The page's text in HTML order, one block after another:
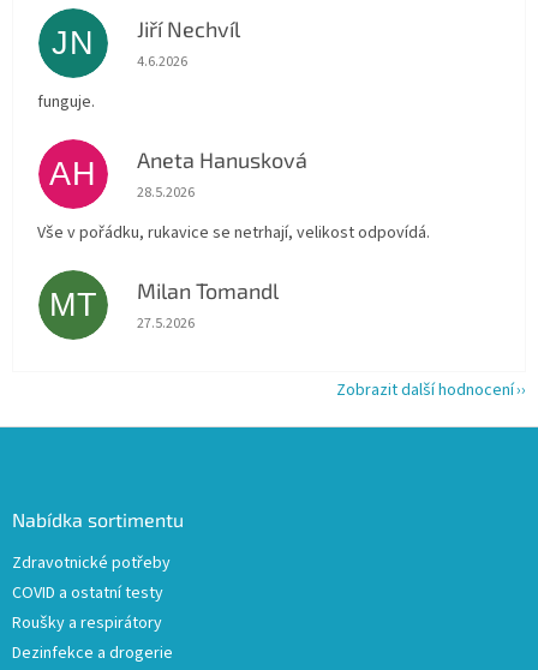
JN Jiří Nechvíl
Hodnocení obchodu je 5 z 5 hvězdiček.
4.6.2026
funguje.
AH Aneta Hanusková
Hodnocení obchodu je 5 z 5 hvězdiček.
28.5.2026
Vše v pořádku, rukavice se netrhají, velikost odpovídá.
MT Milan Tomandl
Hodnocení obchodu je 5 z 5 hvězdiček.
27.5.2026
Zobrazit další hodnocení
Nabídka sortimentu
Zdravotnické potřeby
COVID a ostatní testy
Roušky a respirátory
Dezinfekce a drogerie